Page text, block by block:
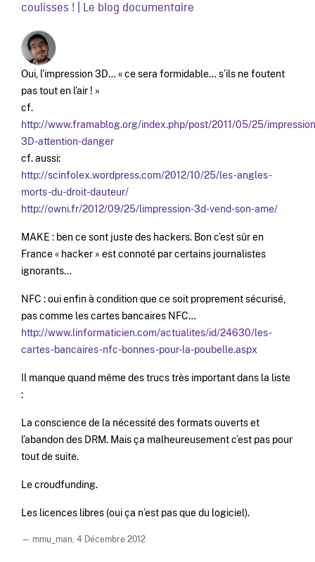
coulisses ! | Le blog documentaire
Oui, l’impression 3D… « ce sera formidable… s’ils ne foutent
pas tout en l’air ! »
cf.
http://www.framablog.org/index.php/post/2011/05/25/
3D-attention-danger
cf. aussi:
http://scinfolex.wordpress.com/2012/10/25/les-angles-
morts-du-droit-dauteur/
http://owni.fr/2012/09/25/limpression-3d-vend-son-ame/
MAKE : ben ce sont juste des hackers. Bon c’est sûr en
France « hacker » est connoté par certains journalistes
ignorants…
NFC : oui enfin à condition que ce soit proprement sécurisé,
pas comme les cartes bancaires NFC…
http://www.linformaticien.com/actualites/id/24630/les-
cartes-bancaires-nfc-bonnes-pour-la-poubelle.aspx
Il manque quand même des trucs très important dans la liste
:
La conscience de la nécessité des formats ouverts et
l’abandon des DRM. Mais ça malheureusement c’est pas pour
tout de suite.
Le croudfunding.
Les licences libres (oui ça n’est pas que du logiciel).
— mmu_man, 4 Décembre 2012